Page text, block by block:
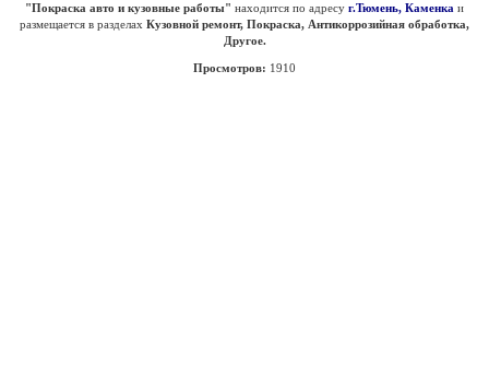
"Покраска авто и кузовные работы" находится по адресу г.Тюмень, Каменка и
размещается в разделах Кузовной ремонт, Покраска, Антикоррозийная обработка,
Другое.
Просмотров: 1910